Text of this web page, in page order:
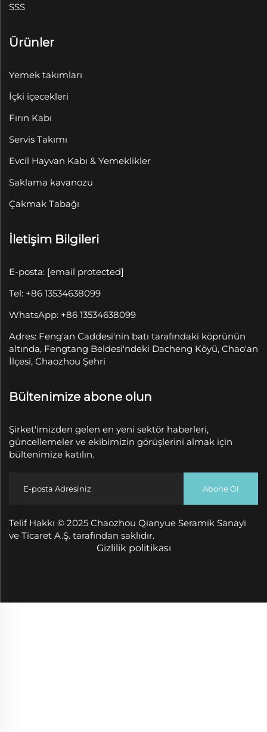
SSS
Ürünler
Yemek takımları
İçki içecekleri
Fırın Kabı
Servis Takımı
Evcil Hayvan Kabı & Yemeklikler
Saklama kavanozu
Çakmak Tabağı
İletişim Bilgileri
E-posta: [email protected]
Tel: +86 13534638099
WhatsApp: +86 13534638099
Adres: Feng'an Caddesi'nin batı tarafındaki köprünün
altında, Fengtang Beldesi'ndeki Dacheng Köyü, Chao'an
İlçesi, Chaozhou Şehri
Bültenimize abone olun
Şirket'imizden gelen en yeni sektör haberleri,
güncellemeler ve ekibimizin görüşlerini almak için
bültenimize katılın.
Abone Ol
Telif Hakkı © 2025 Chaozhou Qianyue Seramik Sanayi
ve Ticaret A.Ş. tarafından saklıdır.
Gizlilik politikası